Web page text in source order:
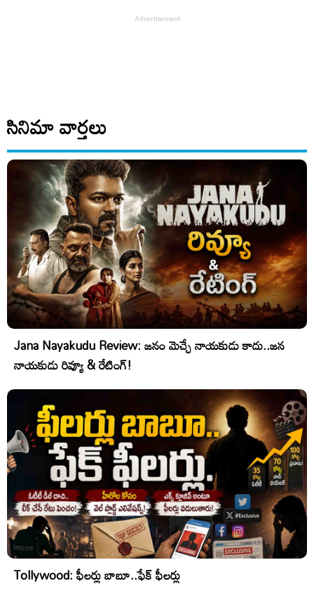
సినిమా వార్తలు
Jana Nayakudu Review: జనం మెచ్చే నాయకుడు కాదు..జన
నాయకుడు రివ్యూ & రేటింగ్!
Tollywood: ఫీలర్లు బాబూ..ఫేక్ ఫీలర్లు